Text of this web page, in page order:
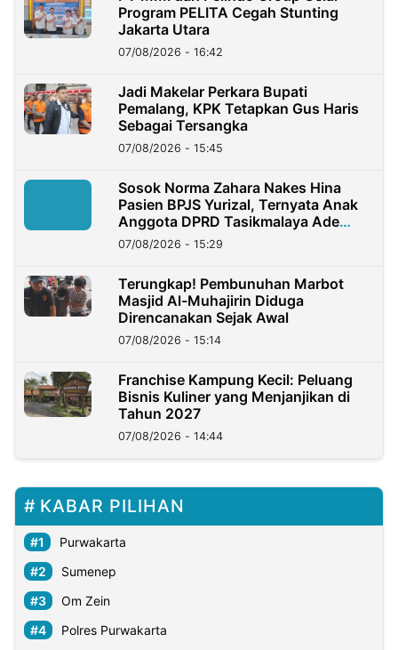
Program PELITA Cegah Stunting
Jakarta Utara
07/08/2026 - 16:42
Jadi Makelar Perkara Bupati
Pemalang, KPK Tetapkan Gus Haris
Sebagai Tersangka
07/08/2026 - 15:45
Sosok Norma Zahara Nakes Hina
Pasien BPJS Yurizal, Ternyata Anak
Anggota DPRD Tasikmalaya Ade
Lukman
07/08/2026 - 15:29
Terungkap! Pembunuhan Marbot
Masjid Al-Muhajirin Diduga
Direncanakan Sejak Awal
07/08/2026 - 15:14
Franchise Kampung Kecil: Peluang
Bisnis Kuliner yang Menjanjikan di
Tahun 2027
07/08/2026 - 14:44
KABAR PILIHAN
Purwakarta
Sumenep
Om Zein
Polres Purwakarta